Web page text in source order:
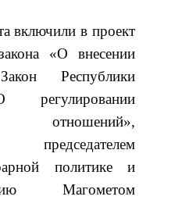
включили в проект
«О внесении
Республики
председателем
политике и
Магометом